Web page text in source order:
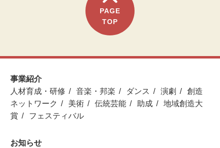
PAGE
TOP
事業紹介
人材育成・研修
音楽・邦楽 ダンス 演劇
創造
ネットワーク
美術 伝統芸能 助成
地域創造大
賞
フェスティバル
お知らせ